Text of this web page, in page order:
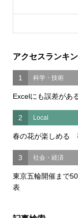
アクセスランキ
1 科学・技術
Excelにも誤差があ
2 Local
春の花が楽しめる
3 社会・経済
東京五輪開催まで
表